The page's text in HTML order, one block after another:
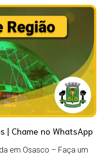
| Chame no WhatsApp
em Osasco – Faça um